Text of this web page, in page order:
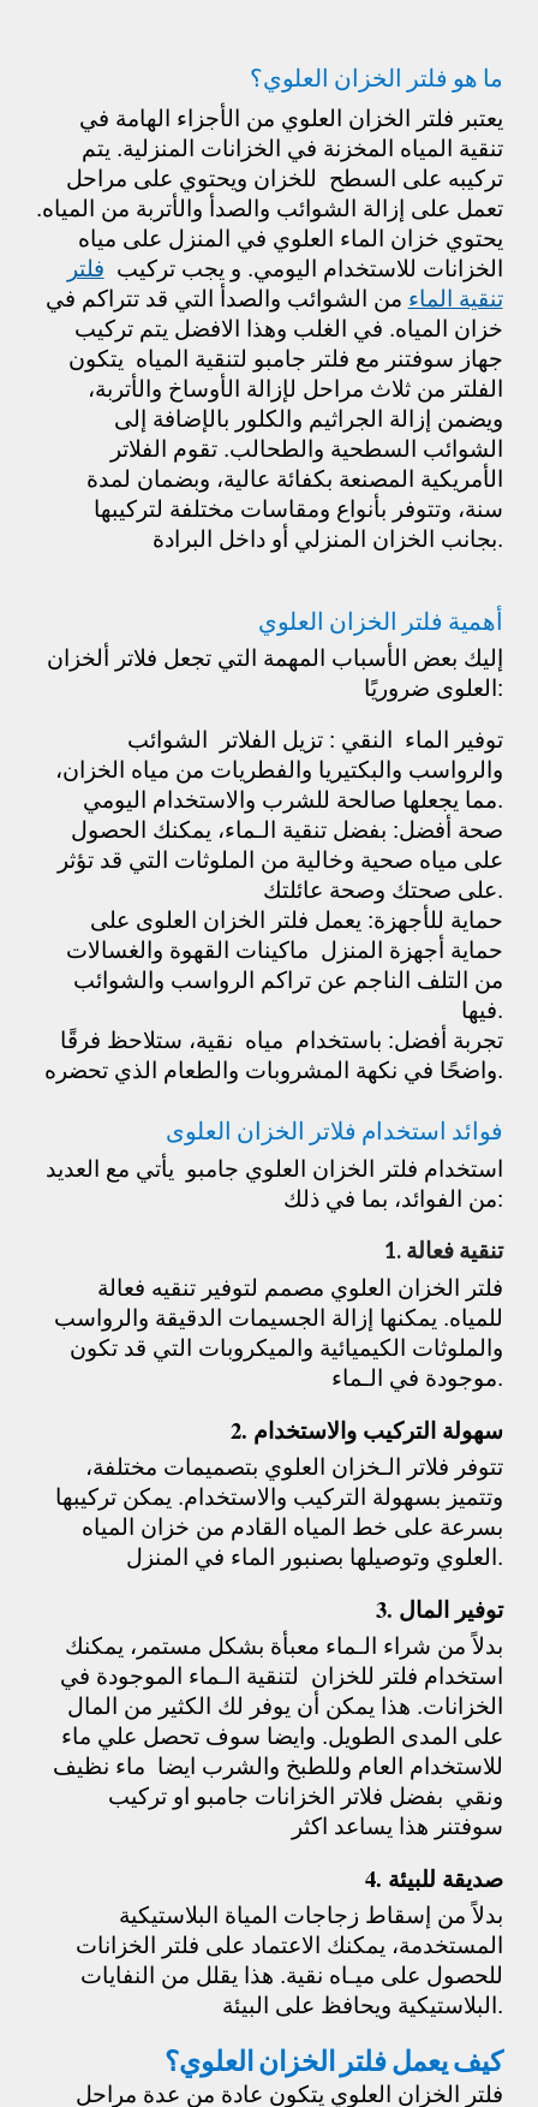
ما هو فلتر الخزان العلوي؟
يعتبر فلتر الخزان العلوي من الأجزاء الهامة في
تنقية المياه المخزنة في الخزانات المنزلية. يتم
تركيبه على السطح للخزان ويحتوي على مراحل
تعمل على إزالة الشوائب والصدأ والأتربة من المياه.
يحتوي خزان الماء العلوي في المنزل على مياه
الخزانات للاستخدام اليومي. و يجب تركيب فلتر
تنقية الماء من الشوائب والصدأ التي قد تتراكم في
خزان المياه. في الغلب وهذا الافضل يتم تركيب
جهاز سوفتنر مع فلتر جامبو لتنقية المياه يتكون
الفلتر من ثلاث مراحل لإزالة الأوساخ والأتربة،
ويضمن إزالة الجراثيم والكلور بالإضافة إلى
الشوائب السطحية والطحالب. تقوم الفلاتر
الأمريكية المصنعة بكفائة عالية، وبضمان لمدة
سنة، وتتوفر بأنواع ومقاسات مختلفة لتركيبها
بجانب الخزان المنزلي أو داخل البرادة.
أهمية فلتر الخزان العلوي
إليك بعض الأسباب المهمة التي تجعل فلاتر ألخزان
العلوى ضروريًا:
توفير الماء النقي : تزيل الفلاتر الشوائب
والرواسب والبكتيريا والفطريات من مياه الخزان،
مما يجعلها صالحة للشرب والاستخدام اليومي.
صحة أفضل: بفضل تنقية الـماء، يمكنك الحصول
على مياه صحية وخالية من الملوثات التي قد تؤثر
على صحتك وصحة عائلتك.
حماية للأجهزة: يعمل فلتر الخزان العلوى على
حماية أجهزة المنزل ماكينات القهوة والغسالات
من التلف الناجم عن تراكم الرواسب والشوائب
فيها.
تجربة أفضل: باستخدام مياه نقية، ستلاحظ فرقًا
واضحًا في نكهة المشروبات والطعام الذي تحضره.
فوائد استخدام فلاتر الخزان العلوى
استخدام فلتر الخزان العلوي جامبو يأتي مع العديد
من الفوائد، بما في ذلك:
1. تنقية فعالة
فلتر الخزان العلوي مصمم لتوفير تنقيه فعالة
للمياه. يمكنها إزالة الجسيمات الدقيقة والرواسب
والملوثات الكيميائية والميكروبات التي قد تكون
موجودة في الـماء.
2. سهولة التركيب والاستخدام
تتوفر فلاتر الـخزان العلوي بتصميمات مختلفة،
وتتميز بسهولة التركيب والاستخدام. يمكن تركيبها
بسرعة على خط المياه القادم من خزان المياه
العلوي وتوصيلها بصنبور الماء في المنزل.
3. توفير المال
بدلاً من شراء الـماء معبأة بشكل مستمر، يمكنك
استخدام فلتر للخزان لتنقية الـماء الموجودة في
الخزانات. هذا يمكن أن يوفر لك الكثير من المال
على المدى الطويل. وايضا سوف تحصل علي ماء
للاستخدام العام وللطبخ والشرب ايضا ماء نظيف
ونقي بفضل فلاتر الخزانات جامبو او تركيب
سوفتنر هذا يساعد اكثر
4. صديقة للبيئة
بدلاً من إسقاط زجاجات المياة البلاستيكية
المستخدمة، يمكنك الاعتماد على فلتر الخزانات
للحصول على ميـاه نقية. هذا يقلل من النفايات
البلاستيكية ويحافظ على البيئة.
كيف يعمل فلتر الخزان العلوي؟
فلتر الخزان العلوي يتكون عادة من عدة مراحل